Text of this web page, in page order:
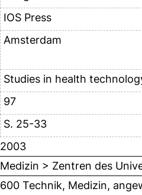
IOS Press
Amsterdam
Studies in health
97
S. 25-33
2003
Medizin > Zentren des
600 Technik, Medizin,